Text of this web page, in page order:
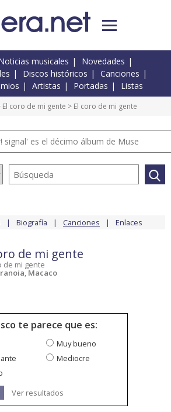
musicales
Novedades
Discos históricos
Canciones
Artistas Portadas Listas
El coro de mi gente > El coro de mi gente
signal' es el décimo álbum de Muse
Biografía Canciones Enlaces
de mi gente
de mi gente
,Macaco
te parece que es:
Muy bueno
Mediocre
Ver resultados